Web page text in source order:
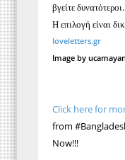
βγείτε δυνατότεροι.
Η επιλογή είναι
loveletters.gr
Image by
Click here for
from
Now!!!